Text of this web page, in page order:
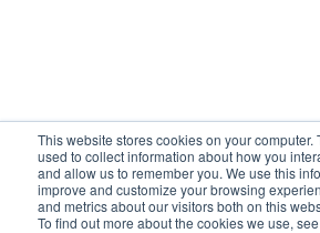
This website stores cookies on your computer.
used to collect information about how you
and allow us to remember you. We use this
improve and customize your browsing
and metrics about our visitors both on this
To find out more about the cookies we use,